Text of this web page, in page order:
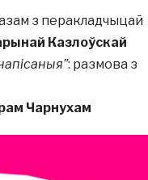
з перакладчыцай
Казлоўскай
: размова з
Чарнухам